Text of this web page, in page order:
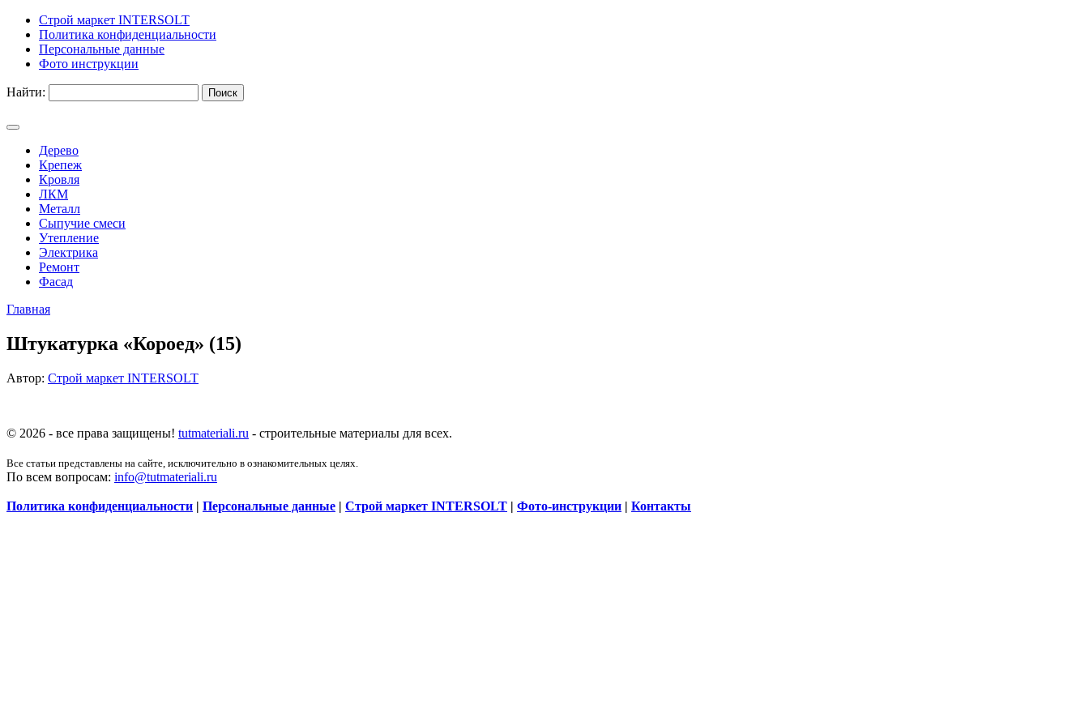
Строй маркет INTERSOLT
Политика конфиденциальности
Персональные данные
Фото инструкции
Найти:
Дерево
Крепеж
Кровля
ЛКМ
Металл
Сыпучие смеси
Утепление
Электрика
Ремонт
Фасад
Главная
Штукатурка «Короед» (15)
Автор: Строй маркет INTERSOLT
© 2026 - все права защищены! tutmateriali.ru - строительные материалы для всех.
Все статьи представлены на сайте, исключительно в ознакомительных целях.
По всем вопросам: info@tutmateriali.ru
Политика конфиденциальности | Персональные данные | Строй маркет INTERSOLT | Фото-инструкции | Контакты